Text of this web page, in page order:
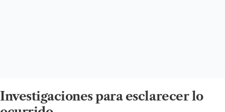
Investigaciones para esclarecer lo